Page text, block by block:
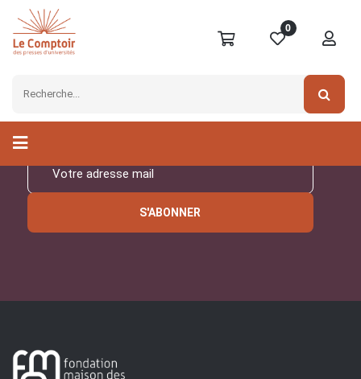
0
Inscrivez-vous à notre
S'ABONNER